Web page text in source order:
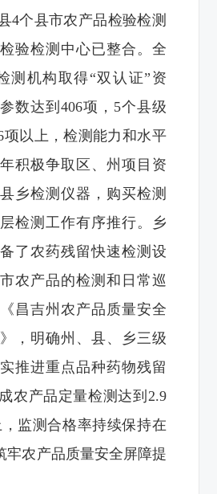
4个县市农产品检验检测
验检测中心已整合。全
测机构取得“双认证”资
数达到406项，5个县级
项以上，检测能力和水平
积极争取区、州项目资
乡检测仪器，购买检测
检测工作有序推行。乡
了农药残留快速检测设
农产品的检测和日常巡
昌吉州农产品质量安全
，明确州、县、乡三级
推进重点品种药物残留
农产品定量检测达到2.9
监测合格率持续保持在
牢农产品质量安全屏障提